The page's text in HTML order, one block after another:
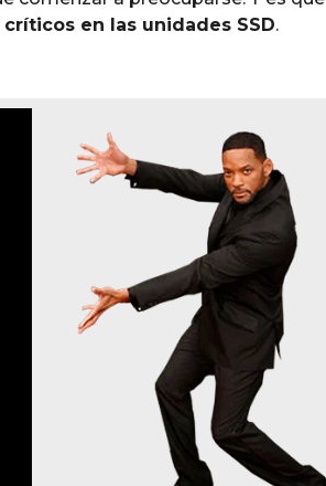
en las unidades SSD.